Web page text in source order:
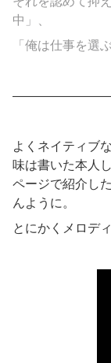
中」、
「俺は仕事を選
よくネイティブ
味は書いた本人
ページで紹介し
んように。
とにかくメロデ